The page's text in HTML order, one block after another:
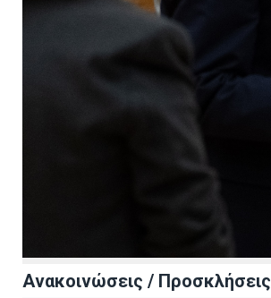
Ανακοινώσεις / Προσκλήσεις